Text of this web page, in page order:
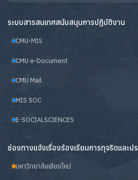
ระบบสารสนเทศสนับสนุนการปฏิบัติงาน
CMU-MIS
CMU e-Document
CMU Mail
MIS SOC
E-SOCIALSCIENCES
ช่องทางแจ้งเรื่องร้องเรียนการทุจริตและ
มหาวิทยาลัยเชียงใหม่